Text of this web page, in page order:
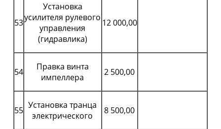
53
Установка
усилителя рулевого
управления
(гидравлика)
12 000,00
54
Правка винта
импеллера
2 500,00
55 Установка транца
электрического
8 500,00